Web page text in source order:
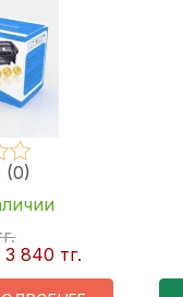
(0)
3 840 тг.